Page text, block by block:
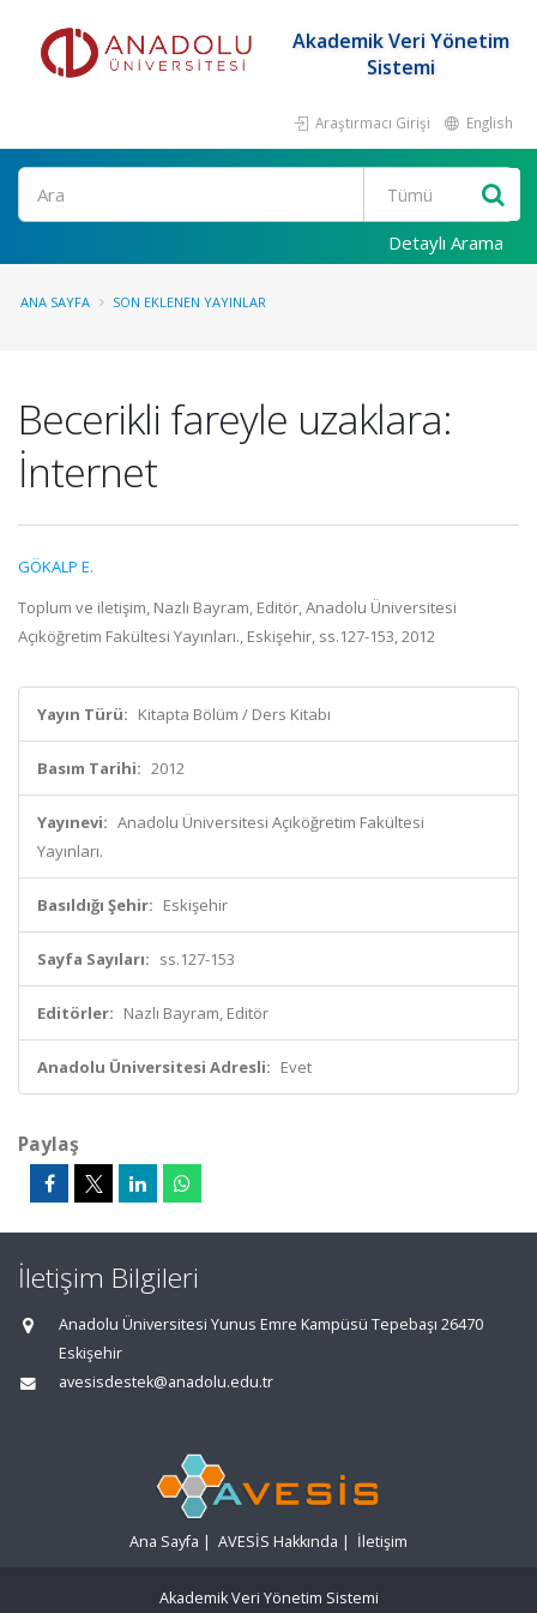
Akademik Veri Yönetim
Sistemi
Araştırmacı Girişi English
Ara
Detaylı Arama
ANA SAYFA SON EKLENEN YAYINLAR
Becerikli fareyle uzaklara:
İnternet
GÖKALP E.
Toplum ve iletişim, Nazlı Bayram, Editör, Anadolu Üniversitesi
Açıköğretim Fakültesi Yayınları., Eskişehir, ss.127-153, 2012
Yayın Türü: Kitapta Bölüm / Ders Kitabı
Basım Tarihi: 2012
Yayınevi: Anadolu Üniversitesi Açıköğretim Fakültesi
Yayınları.
Basıldığı Şehir: Eskişehir
Sayfa Sayıları: ss.127-153
Editörler: Nazlı Bayram, Editör
Anadolu Üniversitesi Adresli: Evet
Paylaş
İletişim Bilgileri
Anadolu Üniversitesi Yunus Emre Kampüsü Tepebaşı 26470
Eskişehir
avesisdestek@anadolu.edu.tr
Ana Sayfa | AVESİS Hakkında | İletişim
Akademik Veri Yönetim Sistemi